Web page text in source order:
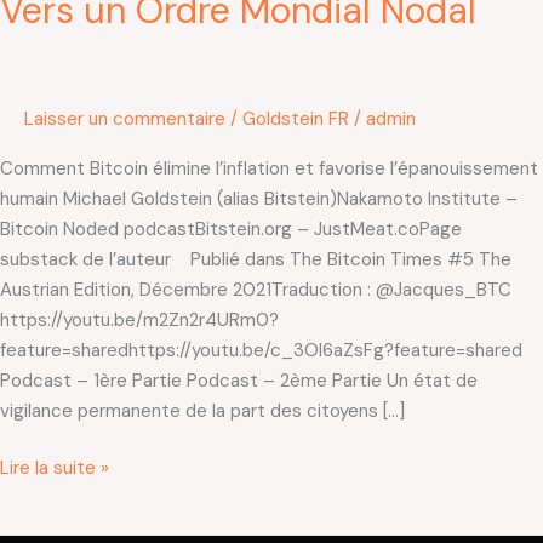
Vers un Ordre Mondial Nodal
Laisser un commentaire / Goldstein FR / admin
Comment Bitcoin élimine l’inflation et favorise l’épanouissement
humain Michael Goldstein (alias Bitstein)Nakamoto Institute –
Bitcoin Noded podcastBitstein.org – JustMeat.coPage
substack de l’auteur Publié dans The Bitcoin Times #5 The
Austrian Edition, Décembre 2021Traduction : @Jacques_BTC
https://youtu.be/m2Zn2r4URm0?
feature=sharedhttps://youtu.be/c_3OI6aZsFg?feature=shared
Podcast – 1ère Partie Podcast – 2ème Partie Un état de
vigilance permanente de la part des citoyens […]
Lire la suite »